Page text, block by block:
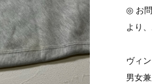
◎ お
より
ヴィ
男女